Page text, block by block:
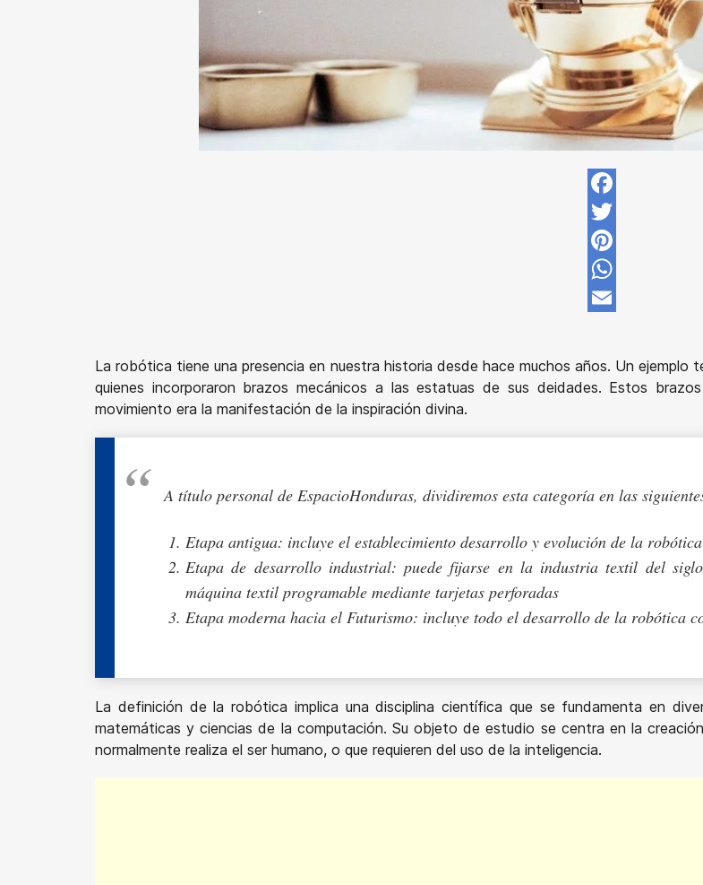
Facebook
Twitter
Pinterest
WhatsApp
La robótica tiene una presencia en nuestra historia desde hace muchos años. Un ejemplo
quienes incorporaron brazos mecánicos a las estatuas de sus deidades. Estos
movimiento era la manifestación de la inspiración divina.
A título personal de EspacioHonduras, dividiremos esta categoría en las
Etapa antigua: incluye el establecimiento desarrollo y evolución de la robótica
Etapa de desarrollo industrial: puede fijarse en la industria textil del
máquina textil programable mediante tarjetas perforadas
Etapa moderna hacia el Futurismo: incluye todo el desarrollo de la robótica
La definición de la robótica implica una disciplina científica que se fundamenta en
matemáticas y ciencias de la computación. Su objeto de estudio se centra en la
normalmente realiza el ser humano, o que requieren del uso de la inteligencia.